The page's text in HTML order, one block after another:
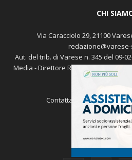
CHI
Via Caracciolo 29, 21100
Aut. del trib. di Varese n. 345 del 09-
Media - Direttore Responsabile:
Pubblicità
Contattaci:
SEGUICI